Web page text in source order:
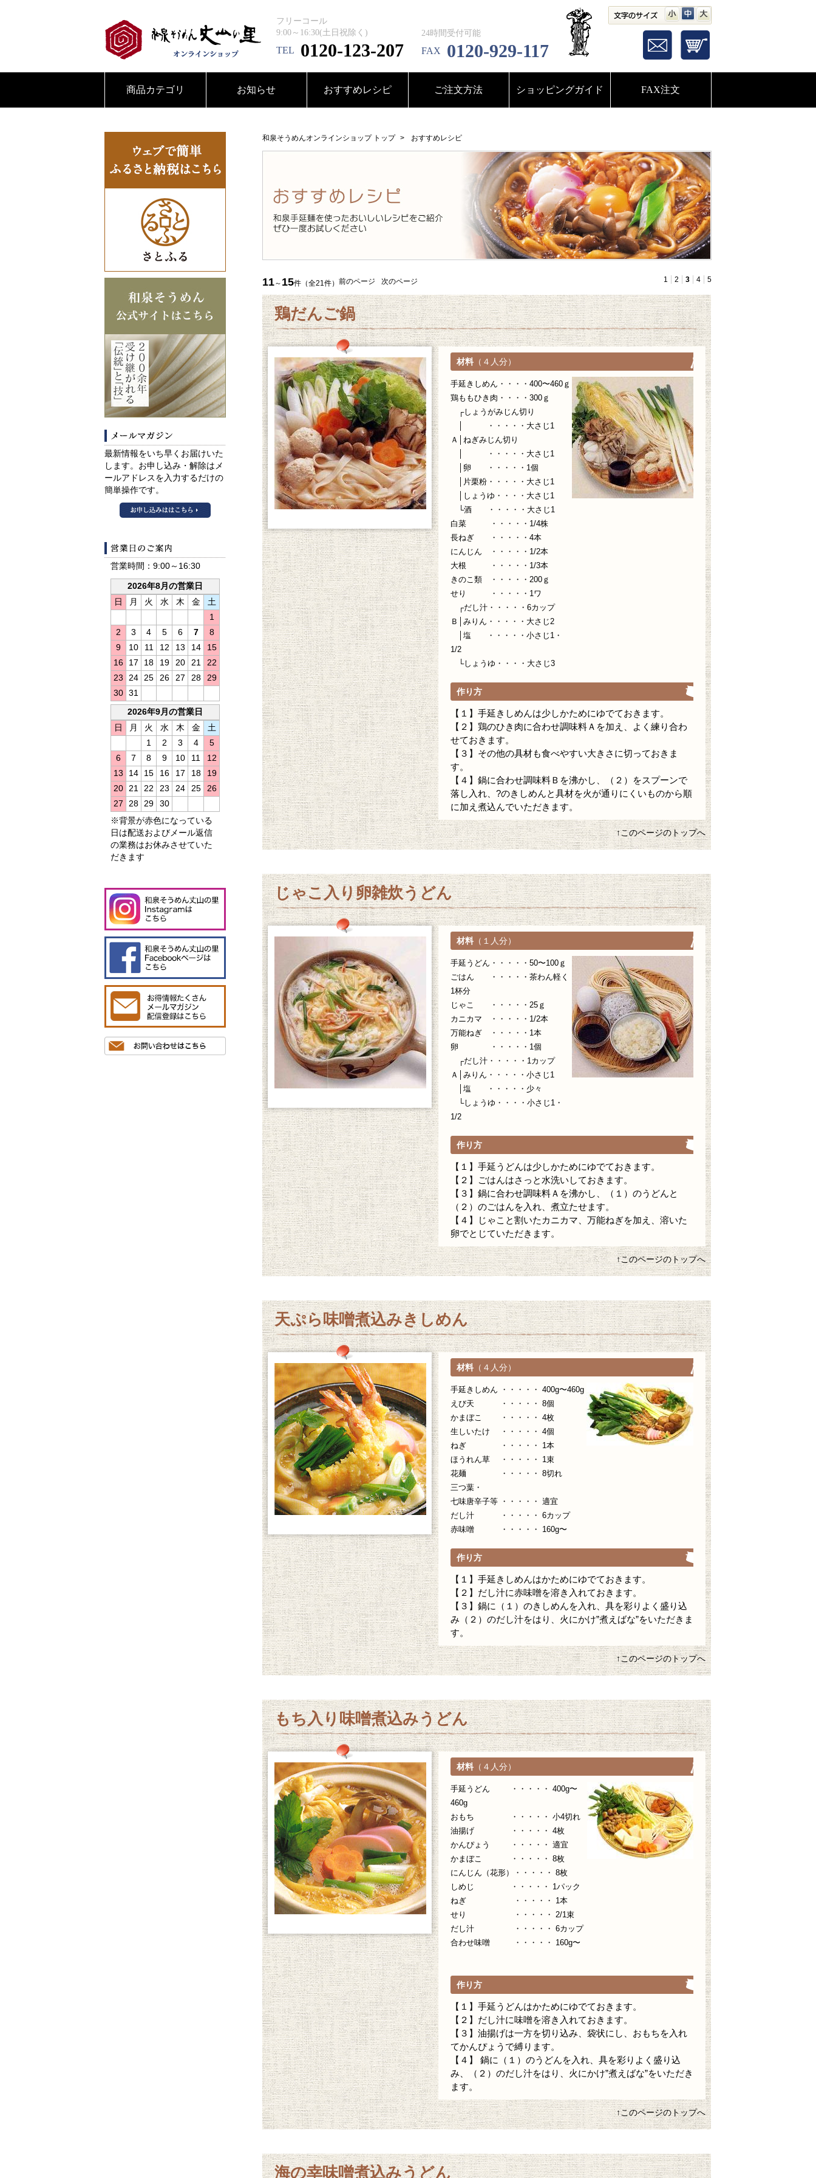
フリーコール
9:00～16:30(土日祝除く)
TEL 0120-123-207
24時間受付可能
FAX 0120-929-117
小 中
商品カテゴリ お知らせ おすすめレシピ ご注文方法 ショッピングガイド FAX注文
和泉そうめんオンラインショップ トップ おすすめレシピ
11～ 15件（全21件） 前のページ 次のページ 1 2 3 4 5
鶏だんご鍋
材料 （４人分）
手延きしめん・・・・400〜460ｇ
鶏ももひき肉・・・・300ｇ
┌しょうがみじん切り
│ ・・・・・大さじ1
Ａ│ねぎみじん切り
│ ・・・・・大さじ1
│卵 ・・・・・1個
│片栗粉・・・・・大さじ1
│しょうゆ・・・・大さじ1
└酒 ・・・・・大さじ1
白菜 ・・・・・1/4株
長ねぎ ・・・・・4本
にんじん ・・・・・1/2本
大根 ・・・・・1/3本
きのこ類 ・・・・・200ｇ
せり ・・・・・1ワ
┌だし汁・・・・・6カップ
Ｂ│みりん・・・・・大さじ2
│塩 ・・・・・小さじ1・
1/2
└しょうゆ・・・・大さじ3
作り方
【１】手延きしめんは少しかためにゆでておきます。
【２】鶏のひき肉に合わせ調味料Ａを加え、よく練り合わ
せておきます。
【３】その他の具材も食べやすい大きさに切っておきま
す。
【４】鍋に合わせ調味料Ｂを沸かし、（２）をスプーンで
落し入れ、?のきしめんと具材を火が通りにくいものから順
に加え煮込んでいただきます。
↑このページのトップへ
じゃこ入り卵雑炊うどん
材料 （１人分）
手延うどん・・・・・50〜100ｇ
ごはん ・・・・・茶わん軽く
1杯分
じゃこ ・・・・・25ｇ
カニカマ ・・・・・1/2本
万能ねぎ ・・・・・1本
卵 ・・・・・1個
┌だし汁・・・・・1カップ
Ａ│みりん・・・・・小さじ1
│塩 ・・・・・少々
└しょうゆ・・・・小さじ1・
1/2
作り方
【１】手延うどんは少しかためにゆでておきます。
【２】ごはんはさっと水洗いしておきます。
【３】鍋に合わせ調味料Ａを沸かし、（１）のうどんと
（２）のごはんを入れ、煮立たせます。
【４】じゃこと割いたカニカマ、万能ねぎを加え、溶いた
卵でとじていただきます。
↑このページのトップへ
天ぷら味噌煮込みきしめん
材料 （４人分）
手延きしめん ・・・・・ 400g〜460g
えび天 ・・・・・ 8個
かまぼこ ・・・・・ 4枚
生しいたけ ・・・・・ 4個
ねぎ ・・・・・ 1本
ほうれん草 ・・・・・ 1束
花麺 ・・・・・ 8切れ
三つ葉・
七味唐辛子等 ・・・・・ 適宜
だし汁 ・・・・・ 6カップ
赤味噌 ・・・・・ 160g〜
作り方
【１】手延きしめんはかためにゆでておきます。
【２】だし汁に赤味噌を溶き入れておきます。
【３】鍋に（１）のきしめんを入れ、具を彩りよく盛り込
み（２）のだし汁をはり、火にかけ”煮えばな”をいただきま
す。
↑このページのトップへ
もち入り味噌煮込みうどん
材料 （４人分）
手延うどん ・・・・・ 400g〜
460g
おもち ・・・・・ 小4切れ
油揚げ ・・・・・ 4枚
かんぴょう ・・・・・ 適宜
かまぼこ ・・・・・ 8枚
にんじん（花形）・・・・・ 8枚
しめじ ・・・・・ 1パック
ねぎ ・・・・・ 1本
せり ・・・・・ 2/1束
だし汁 ・・・・・ 6カップ
合わせ味噌 ・・・・・ 160g〜
作り方
【１】手延うどんはかためにゆでておきます。
【２】だし汁に味噌を溶き入れておきます。
【３】油揚げは一方を切り込み、袋状にし、おもちを入れ
てかんぴょうで縛ります。
【４】 鍋に（１）のうどんを入れ、具を彩りよく盛り込
み、（２）のだし汁をはり、火にかけ”煮えばな”をいただき
ます。
↑このページのトップへ
海の幸味噌煮込みうどん
メールマガジン
最新情報をいち早くお届けいた
します。お申し込み・解除はメ
ールアドレスを入力するだけの
簡単操作です。
和泉そうめんメールマガジンのお申込みはこちら
営業日カレンダー
営業時間：9:00～16:30
2026年8月の営業日
日
月 火 水 木 金
土
1
2
3 4 5 6 7
8
9
10 11 12 13 14
15
16
17 18 19 20 21
22
23
24 25 26 27 28
29
30 31
2026年9月の営業日
日
月 火 水 木 金
土
1
2 3 4
5
6
7 8 9 10 11
12
13
14 15 16 17 18
19
20 21 22 23 24 25
26
27
28 29
30
※背景が赤色になっている
日は配送およびメール返信
の業務はお休みさせていた
だきます